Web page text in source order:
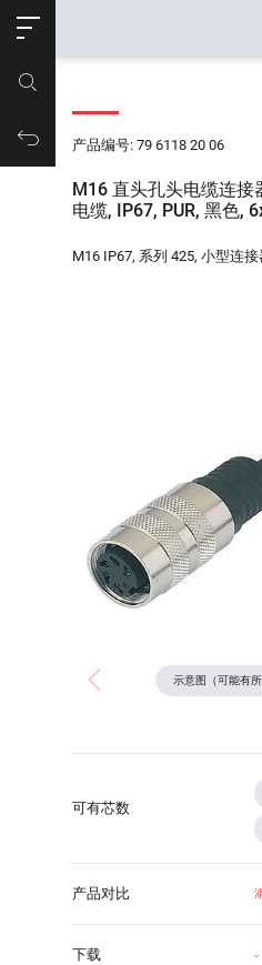
购物车产品编号: 79 6118 20 06
M16 直头孔头电缆连接
电缆, IP67, PUR, 黑色,
M16 IP67, 系列 425, 小型连接
可有芯数
产品对比
下载